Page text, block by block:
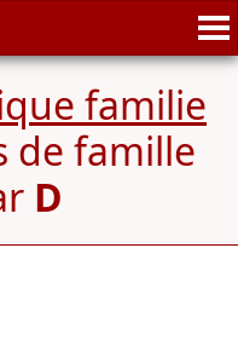
familie
de famille
D